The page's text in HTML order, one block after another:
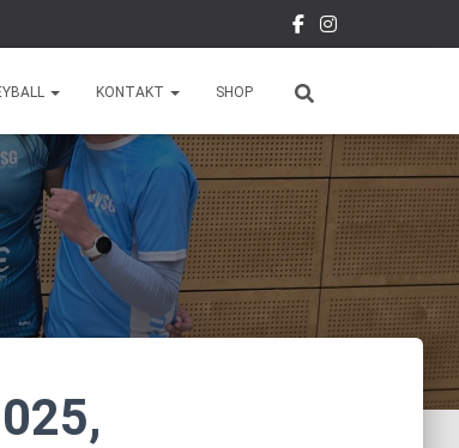
KONTAKT SHOP